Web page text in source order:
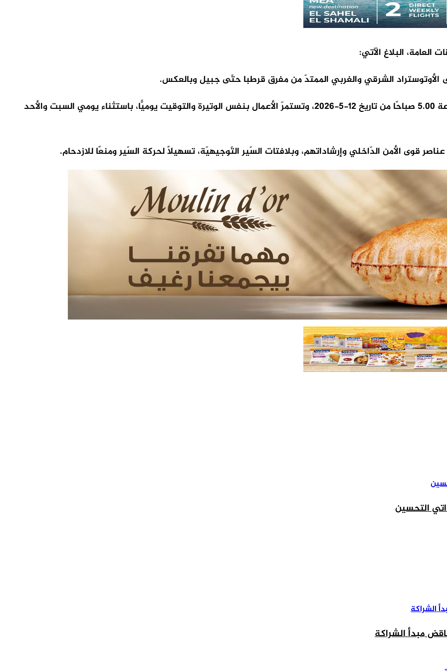
العامة، البلاغ الآتي:
الشرقي والغربي الممتدّ من مفرق قرطبا حتّى جبيل وبالعكس.
تبدأ الأعمال بتاريخ 11-5-2026 من الساعة 22.00 حتّى الساعة 5.00 صباحًا من تاريخ 12-5-2026، وتستمرّ الأعمال بنفس الوتيرة والتوقيت يوميًّا، باستثناء يومي السبت والأحد
قوى الأمن الدّاخلي وإرشاداتهم، وبلافتات السّير التّوجيهيّة، تسهيلًا لحركة السّير ومنعًا للازدحام.
مبدأ الشراكة